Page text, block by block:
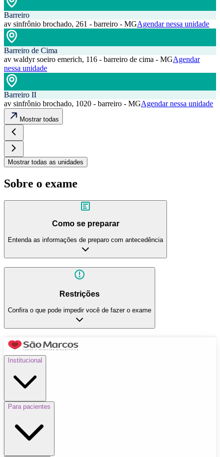
Barreiro
av sinfrônio brochado, 261 - barreiro - MGAgendar nessa unidade
Barreiro de Cima
av waldyr soeiro emerich, 116 - barreiro de cima - MGAgendar
nessa unidade
Barreiro II
av sinfrônio brochado, 1020 - barreiro - MGAgendar nessa unidade
Mostrar todas
Mostrar todas as unidades
Sobre o exame
Como se preparar
Entenda as informações de preparo com antecedência
Restrições
Confira o que pode impedir você de fazer o exame
Institucional
Para pacientes